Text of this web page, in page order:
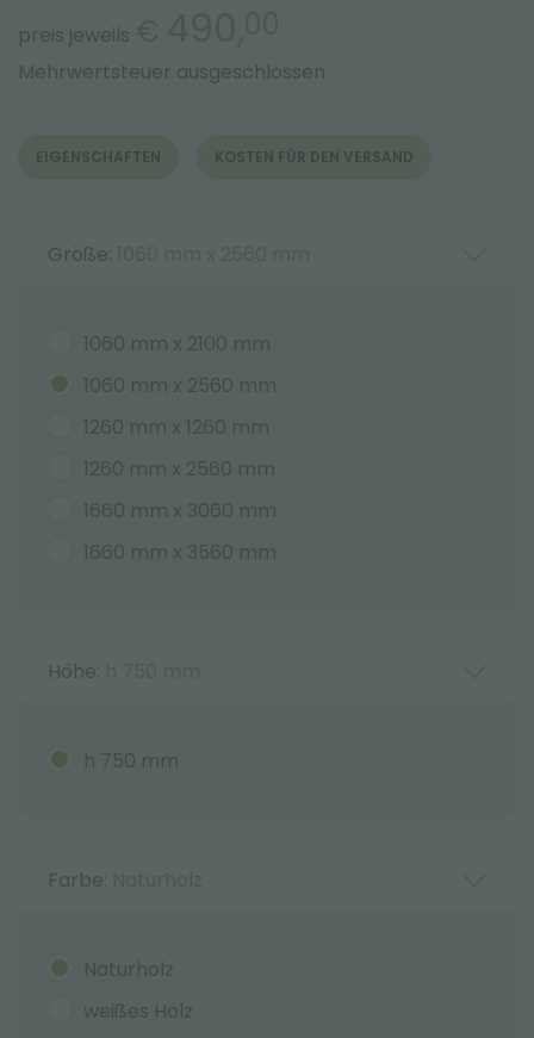
preis jeweils € 490,00
Mehrwertsteuer ausgeschlossen
EIGENSCHAFTEN KOSTEN FÜR DEN VERSAND
Größe: 1060 mm x 2560 mm
1060 mm x 2100 mm
1060 mm x 2560 mm
1260 mm x 1260 mm
1260 mm x 2560 mm
1660 mm x 3060 mm
1660 mm x 3560 mm
Höhe: h 750 mm
h 750 mm
Farbe: Naturholz
Naturholz
weißes Holz